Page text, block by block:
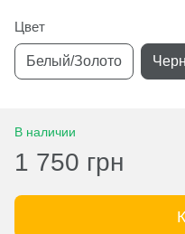
Цвет
Белый/Золото
В наличии
1 750 грн